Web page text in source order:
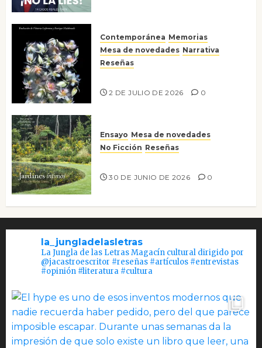
Contemporánea Memorias
Mesa de novedades Narrativa
Reseñas
2 DE JULIO DE 2026 0
Ensayo Mesa de novedades
No Ficción Reseñas
30 DE JUNIO DE 2026 0
la_jungladelasletras
La Jungla de las Letras Magacín cultural dirigido por
@jacastroescritor #reseñas #artículos #entrevistas
#opinión #literatura #cultura